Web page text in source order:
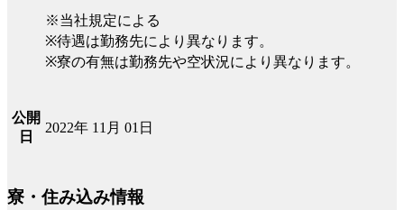
※当社規定による
※待遇は勤務先により異なります。
※寮の有無は勤務先や空状況により異なります。
公開
日
2022年 11月 01日
寮・住み込み情報